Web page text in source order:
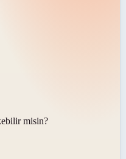
misin?